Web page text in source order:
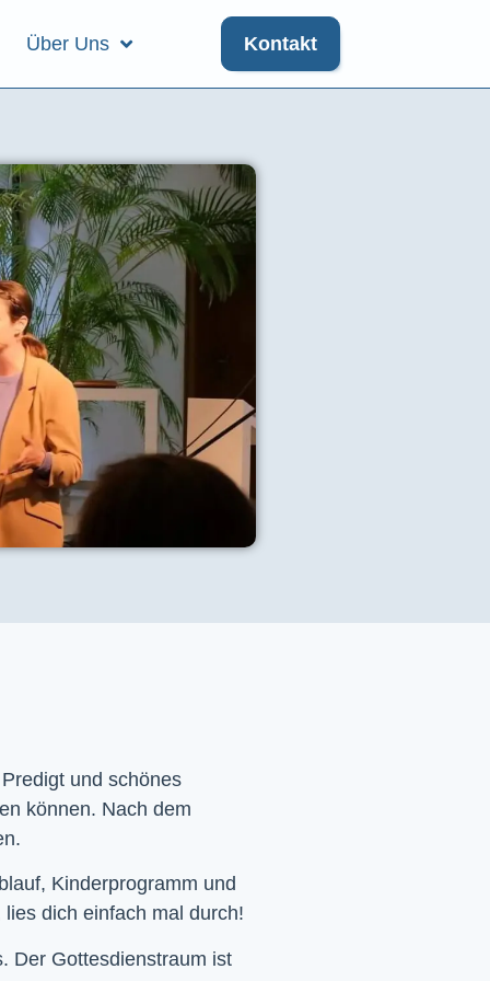
Über Uns Kontakt
und schönes
können. Nach dem
Kinderprogramm und
dich einfach mal durch!
Der Gottesdienstraum ist